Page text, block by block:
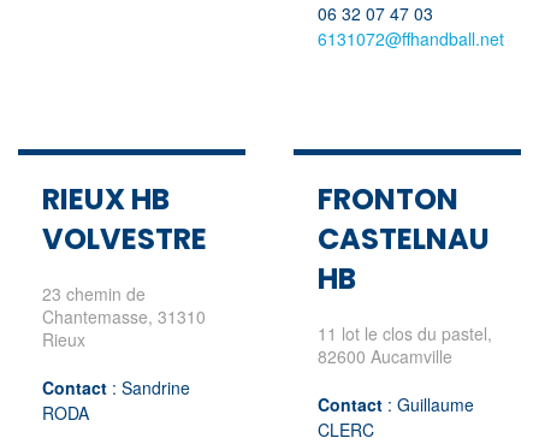
06 32 07 47 03
6131072@ffhandball.net
RIEUX HB
VOLVESTRE
23 chemin de
Chantemasse, 31310
Rieux
Contact : Sandrine
RODA
FRONTON
CASTELNAU
HB
11 lot le clos du pastel,
82600 Aucamville
Contact : Guillaume
CLERC